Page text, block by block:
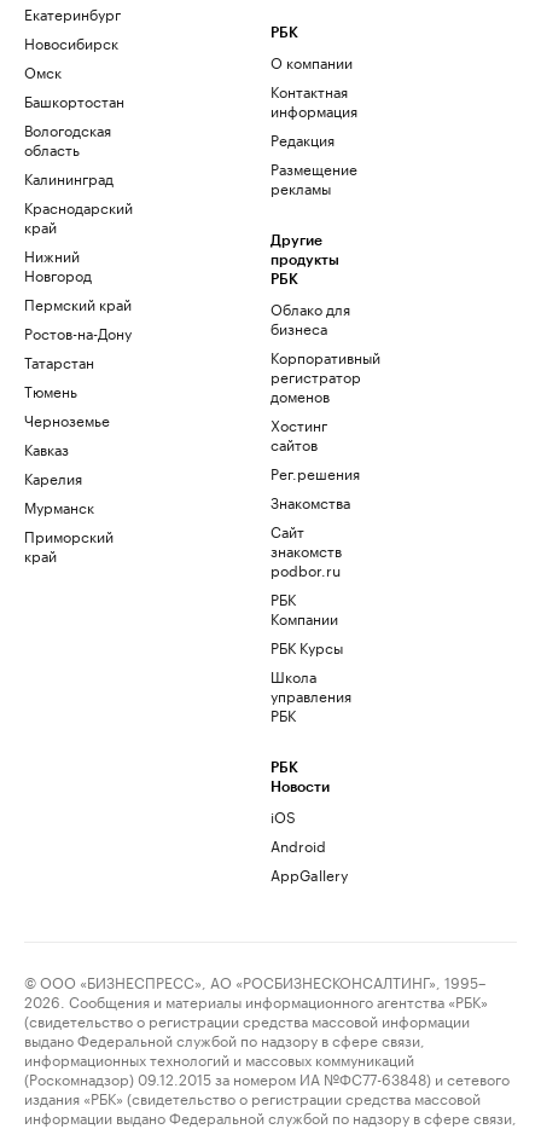
Екатеринбург
Новосибирск
Омск
Башкортостан
Вологодская
область
Калининград
Краснодарский
край
Нижний
Новгород
Пермский край
Ростов-на-Дону
Татарстан
Тюмень
Черноземье
Кавказ
Карелия
Мурманск
Приморский
край
РБК
О компании
Контактная
информация
Редакция
Размещение
рекламы
Другие
продукты
РБК
Облако для
бизнеса
Корпоративный
регистратор
доменов
Хостинг
сайтов
Рег.решения
Знакомства
Сайт
знакомств
podbor.ru
РБК
Компании
РБК Курсы
Школа
управления
РБК
РБК
Новости
iOS
Android
AppGallery
© ООО «БИЗНЕСПРЕСС», АО «РОСБИЗНЕСКОНСАЛТИНГ», 1995–
2026. Сообщения и материалы информационного агентства «РБК»
(свидетельство о регистрации средства массовой информации
выдано Федеральной службой по надзору в сфере связи,
информационных технологий и массовых коммуникаций
(Роскомнадзор) 09.12.2015 за номером ИА №ФС77-63848) и сетевого
издания «РБК» (свидетельство о регистрации средства массовой
информации выдано Федеральной службой по надзору в сфере связи,